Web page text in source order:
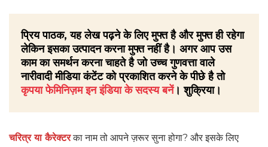
प्रिय पाठक, यह लेख पढ़ने के लिए मुफ्त है और मुफ्त ही रहेगा
लेकिन इसका उत्पादन करना मुफ्त नहीं है। अगर आप उस
काम का समर्थन करना चाहते है जो उच्च गुणवत्ता वाले
नारीवादी मीडिया कंटेंट को प्रकाशित करने के पीछे है तो
कृपया फेमिनिज़म इन इंडिया के सदस्य बनें। शुक्रिया।
चरित्र या कैरेक्टर का नाम तो आपने ज़रूर सुना होगा? और इसके लिए